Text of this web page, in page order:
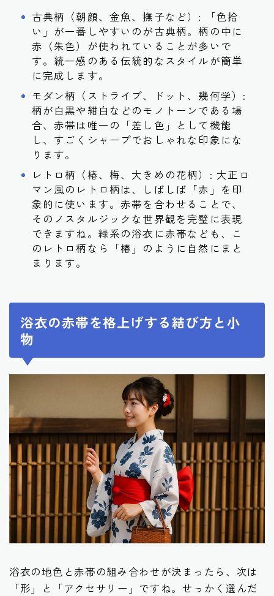
古典柄（朝顔、金魚、撫子など）: 「色拾
い」が一番しやすいのが古典柄。柄の中に
赤（朱色）が使われていることが多いで
す。統一感のある伝統的なスタイルが簡単
に完成します。
モダン柄（ストライプ、ドット、幾何学）:
柄が白黒や紺白などのモノトーンである場
合、赤帯は唯一の「差し色」として機能
し、すごくシャープでおしゃれな印象にな
ります。
レトロ柄（椿、梅、大きめの花柄）: 大正ロ
マン風のレトロ柄は、しばしば「赤」を印
象的に使います。赤帯を合わせることで、
そのノスタルジックな世界観を完璧に表現
できますね。緑系の浴衣に赤帯なども、こ
のレトロ柄なら「椿」のように自然にまと
まります。
浴衣の赤帯を格上げする結び方と小
物
浴衣の地色と赤帯の組み合わせが決まったら、次は
「形」と「アクセサリー」ですね。せっかく選んだ